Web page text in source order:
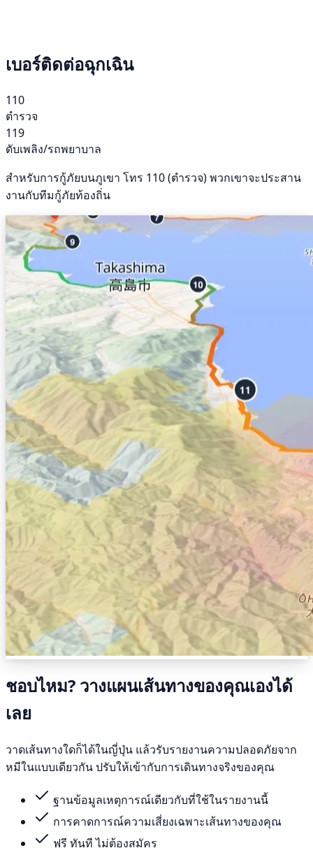
เบอร์ติดต่อฉุกเฉิน
110
ตำรวจ
119
ดับเพลิง/รถพยาบาล
สำหรับการกู้ภัยบนภูเขา โทร 110 (ตำรวจ) พวกเขาจะประสาน
งานกับทีมกู้ภัยท้องถิ่น
ชอบไหม? วางแผนเส้นทางของคุณเองได้
เลย
วาดเส้นทางใดก็ได้ในญี่ปุ่น แล้วรับรายงานความปลอดภัยจาก
หมีในแบบเดียวกัน ปรับให้เข้ากับการเดินทางจริงของคุณ
ฐานข้อมูลเหตุการณ์เดียวกับที่ใช้ในรายงานนี้
การคาดการณ์ความเสี่ยงเฉพาะเส้นทางของคุณ
ฟรี ทันที ไม่ต้องสมัคร